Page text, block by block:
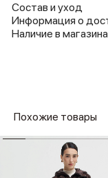
Состав и уход
Информация о
Наличие в
Похожие товары